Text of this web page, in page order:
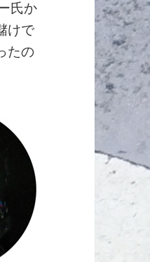
氏か
けで
たの